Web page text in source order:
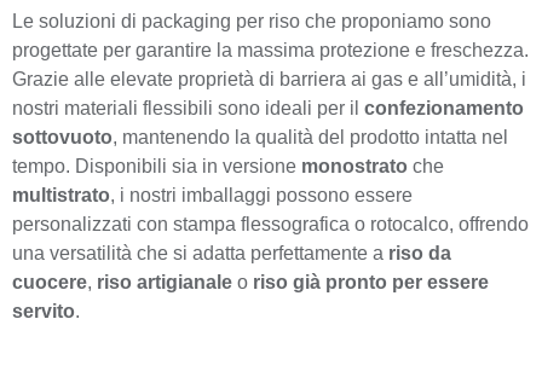
Le soluzioni di packaging per riso che proponiamo sono
progettate per garantire la massima protezione e freschezza.
Grazie alle elevate proprietà di barriera ai gas e all’umidità, i
nostri materiali flessibili sono ideali per il confezionamento
sottovuoto, mantenendo la qualità del prodotto intatta nel
tempo. Disponibili sia in versione monostrato che
multistrato, i nostri imballaggi possono essere
personalizzati con stampa flessografica o rotocalco, offrendo
una versatilità che si adatta perfettamente a riso da
cuocere, riso artigianale o riso già pronto per essere
servito.